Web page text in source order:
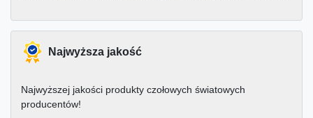
Najwyższa jakość
Najwyższej jakości produkty czołowych światowych
producentów!